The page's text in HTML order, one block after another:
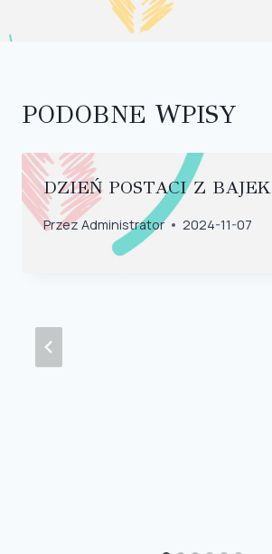
PODOBNE WPISY
DZIEŃ POSTACI Z BAJEK
PrzezAdministrator 2024-11-07